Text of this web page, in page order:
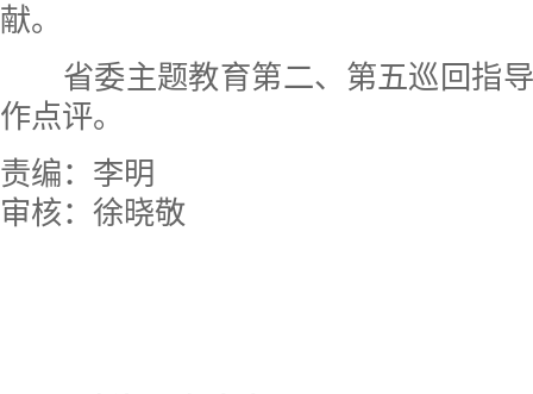
献。
省委主题教育第二、第五巡回指导
作点评。
责编：李明
审核：徐晓敬